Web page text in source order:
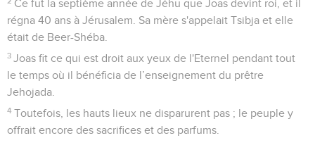
Ce fut la septième année de Jéhu que Joas devint roi, et il
régna 40 ans à Jérusalem. Sa mère s'appelait Tsibja et elle
était de Beer-Shéba.
3 Joas fit ce qui est droit aux yeux de l'Eternel pendant tout
le temps où il bénéficia de l’enseignement du prêtre
Jehojada.
4 Toutefois, les hauts lieux ne disparurent pas ; le peuple y
offrait encore des sacrifices et des parfums.